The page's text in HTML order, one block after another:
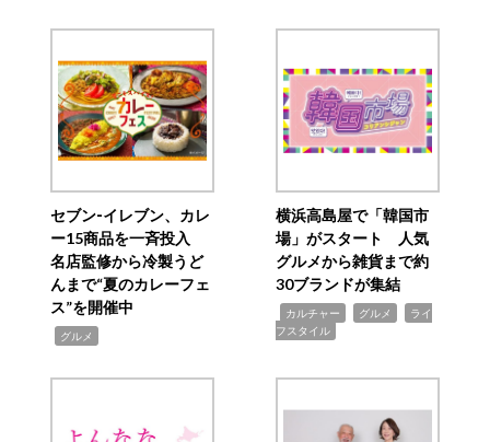
セブン‐イレブン、カレ
ー15商品を一斉投入
名店監修から冷製うど
んまで“夏のカレーフェ
ス”を開催中
グルメ
横浜高島屋で「韓国市
場」がスタート 人気
グルメから雑貨まで約
30ブランドが集結
カルチャー グルメ
ライ
フスタイル